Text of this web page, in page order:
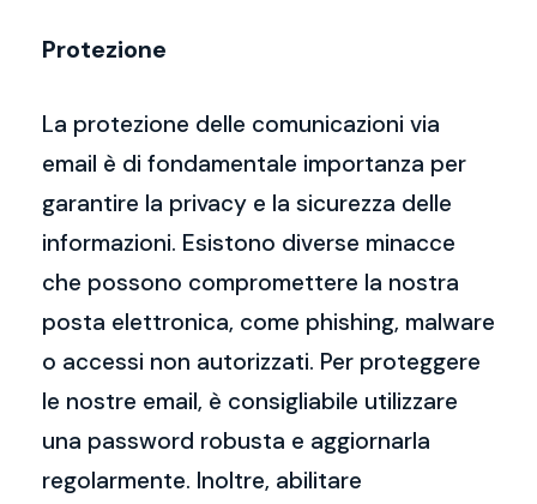
Protezione
La protezione delle comunicazioni via
email è di fondamentale importanza per
garantire la privacy e la sicurezza delle
informazioni. Esistono diverse minacce
che possono compromettere la nostra
posta elettronica, come phishing, malware
o accessi non autorizzati. Per proteggere
le nostre email, è consigliabile utilizzare
una password robusta e aggiornarla
regolarmente. Inoltre, abilitare